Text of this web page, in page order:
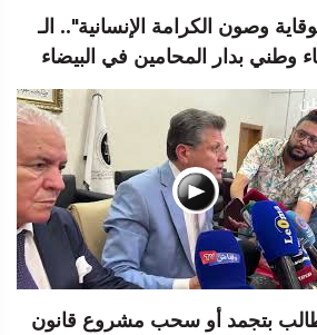
وصون الكرامة الإنسانية".. الـ
بتجمد أو سحب مشروع قانون